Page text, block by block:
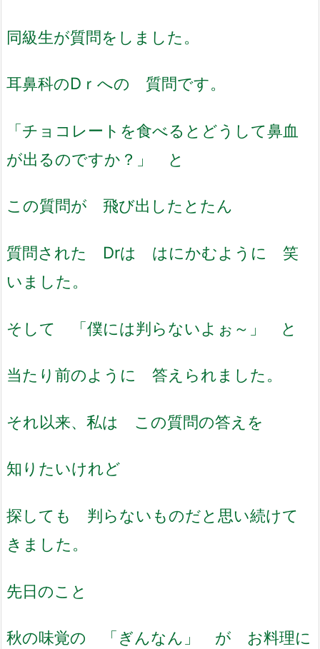
同級生が質問をしました。
耳鼻科のDｒへの 質問です。
「チョコレートを食べるとどうして鼻血
が出るのですか？」 と
この質問が 飛び出したとたん
質問された Drは はにかむように 笑
いました。
そして 「僕には判らないよぉ～」 と
当たり前のように 答えられました。
それ以来、私は この質問の答えを
知りたいけれど
探しても 判らないものだと思い続けて
きました。
先日のこと
秋の味覚の 「ぎんなん」 が お料理に